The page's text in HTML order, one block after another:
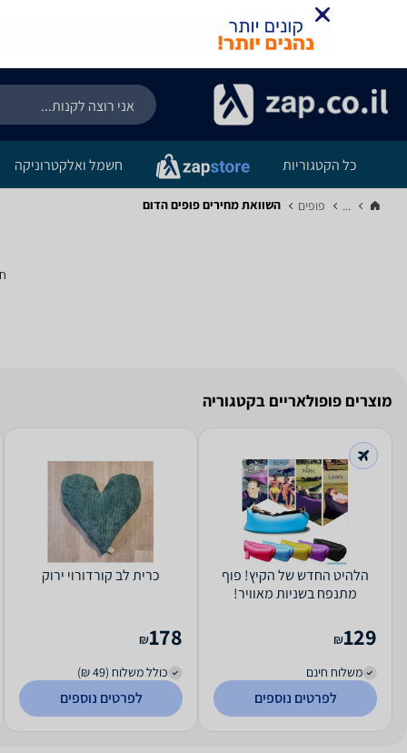
כל הקטגוריות חשמל ואלקטרוניקה
... פופים‏ השוואת מחירים פופים ‏הדום
מוצרים פופולאריים בקטגוריה
הלהיט החדש של הקיץ! פוף
מתנפח בשניות מאוויר!
129
₪
משלוח חינם
לפרטים נוספים
כרית לב קורדורוי ירוק
178
₪
כולל משלוח (49 ₪)
לפרטים נוספים